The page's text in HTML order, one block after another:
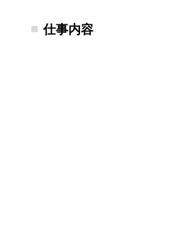
仕事内容